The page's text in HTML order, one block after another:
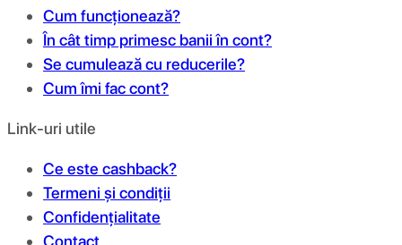
Cum funcționează?
În cât timp primesc banii în cont?
Se cumulează cu reducerile?
Cum îmi fac cont?
Link-uri utile
Ce este cashback?
Termeni și condiții
Confidențialitate
Contact